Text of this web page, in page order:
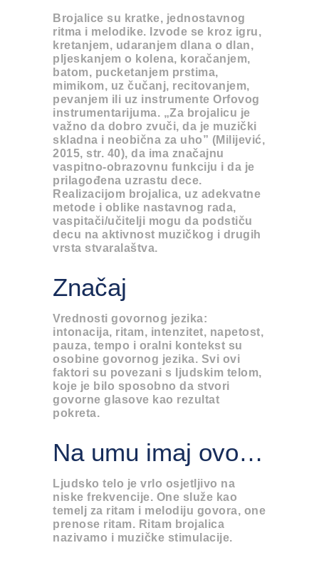
Brojalice su kratke, jednostavnog
ritma i melodike. Izvode se kroz igru,
kretanjem, udaranjem dlana o dlan,
pljeskanjem o kolena, koračanjem,
batom, pucketanjem prstima,
mimikom, uz čučanj, recitovanjem,
pevanjem ili uz instrumente Orfovog
instrumentarijuma. „Za brojalicu je
važno da dobro zvuči, da je muzički
skladna i neobična za uho” (Milijević,
2015, str. 40), da ima značajnu
vaspitno-obrazovnu funkciju i da je
prilagođena uzrastu dece.
Realizacijom brojalica, uz adekvatne
metode i oblike nastavnog rada,
vaspitači/učitelji mogu da podstiču
decu na aktivnost muzičkog i drugih
vrsta stvaralaštva.
Značaj
Vrednosti govornog jezika:
intonacija, ritam, intenzitet, napetost,
pauza, tempo i oralni kontekst su
osobine govornog jezika. Svi ovi
faktori su povezani s ljudskim telom,
koje je bilo sposobno da stvori
govorne glasove kao rezultat
pokreta.
Na umu imaj ovo…
Ljudsko telo je vrlo osjetljivo na
niske frekvencije. One služe kao
temelj za ritam i melodiju govora, one
prenose ritam. Ritam brojalica
nazivamo i muzičke stimulacije.